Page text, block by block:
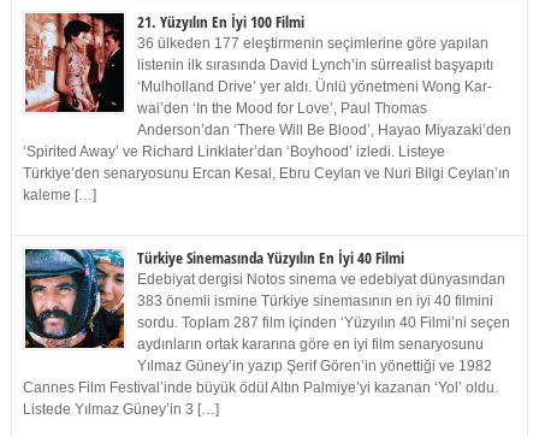
21. Yüzyılın En İyi 100 Filmi
36 ülkeden 177 eleştirmenin seçimlerine göre yapılan
listenin ilk sırasında David Lynch’in sürrealist başyapıtı
‘Mulholland Drive’ yer aldı. Ünlü yönetmeni Wong Kar-
wai’den ‘In the Mood for Love’, Paul Thomas
Anderson’dan ‘There Will Be Blood’, Hayao Miyazaki’den
‘Spirited Away’ ve Richard Linklater’dan ‘Boyhood’ izledi. Listeye
Türkiye’den senaryosunu Ercan Kesal, Ebru Ceylan ve Nuri Bilgi Ceylan’ın
kaleme […]
Türkiye Sinemasında Yüzyılın En İyi 40 Filmi
Edebiyat dergisi Notos sinema ve edebiyat dünyasından
383 önemli ismine Türkiye sinemasının en iyi 40 filmini
sordu. Toplam 287 film içinden ‘Yüzyılın 40 Filmi’ni seçen
aydınların ortak kararına göre en iyi film senaryosunu
Yılmaz Güney’in yazıp Şerif Gören’in yönettiği ve 1982
Cannes Film Festival’inde büyük ödül Altın Palmiye’yi kazanan ‘Yol’ oldu.
Listede Yılmaz Güney’in 3 […]